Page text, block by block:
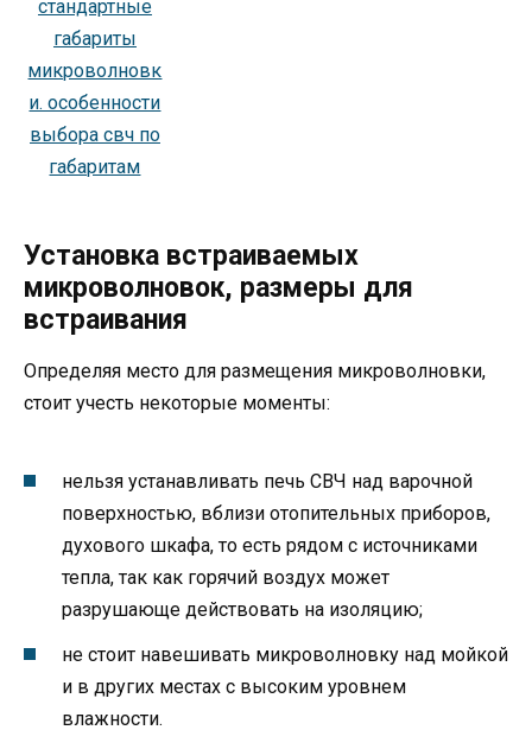
Установка встраиваемых
микроволновок, размеры для
встраивания
Определяя место для размещения микроволновки,
стоит учесть некоторые моменты:
нельзя устанавливать печь СВЧ над варочной
поверхностью, вблизи отопительных приборов,
духового шкафа, то есть рядом с источниками
тепла, так как горячий воздух может
разрушающе действовать на изоляцию;
не стоит навешивать микроволновку над мойкой
и в других местах с высоким уровнем
влажности.